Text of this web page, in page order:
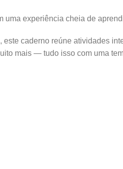
experiência cheia de
caderno reúne atividades
mais — tudo isso com uma